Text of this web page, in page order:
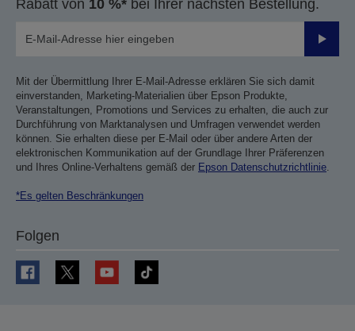
Rabatt von 10 %* bei Ihrer nächsten Bestellung.
Mit der Übermittlung Ihrer E-Mail-Adresse erklären Sie sich damit
einverstanden, Marketing-Materialien über Epson Produkte,
Veranstaltungen, Promotions und Services zu erhalten, die auch zur
Durchführung von Marktanalysen und Umfragen verwendet werden
können. Sie erhalten diese per E-Mail oder über andere Arten der
elektronischen Kommunikation auf der Grundlage Ihrer Präferenzen
und Ihres Online-Verhaltens gemäß der Epson Datenschutzrichtlinie
*Es gelten Beschränkungen
Folgen